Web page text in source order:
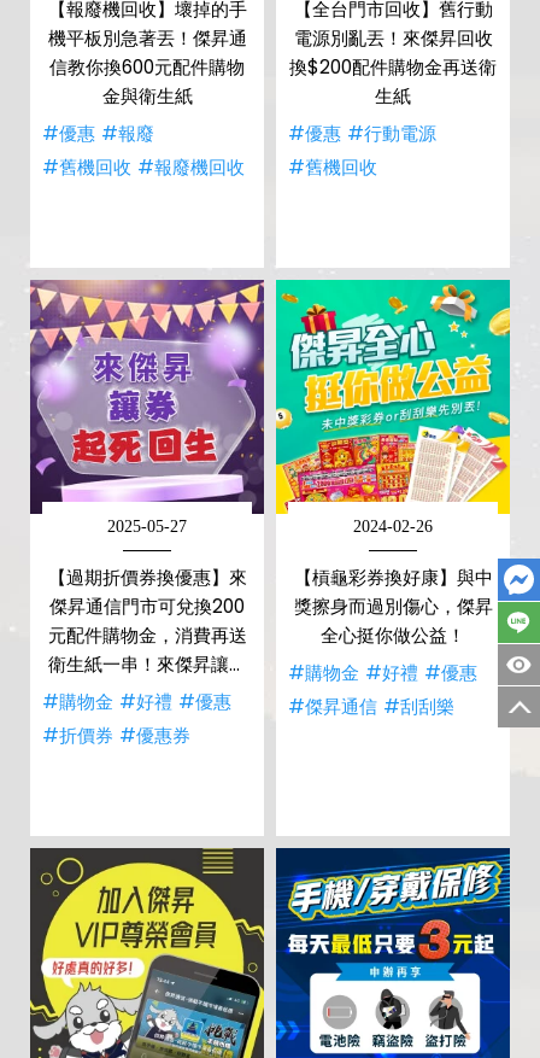
【報廢機回收】壞掉的手
機平板別急著丟！傑昇通
信教你換600元配件購物
金與衛生紙
#優惠 #報廢
#舊機回收 #報廢機回收
【全台門市回收】舊行動
電源別亂丟！來傑昇回收
換$200配件購物金再送衛
生紙
#優惠 #行動電源
#舊機回收
2025-05-27
【過期折價券換優惠】來
傑昇通信門市可兌換200
元配件購物金，消費再送
衛生紙一串！來傑昇讓券
起死回生！
#購物金 #好禮 #優惠
#折價券 #優惠券
2024-02-26
【槓龜彩券換好康】與中
獎擦身而過別傷心，傑昇
全心挺你做公益！
#購物金 #好禮 #優惠
#傑昇通信 #刮刮樂